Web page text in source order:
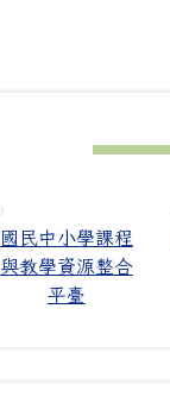
國民中小學課程
與教學資源整合
平臺